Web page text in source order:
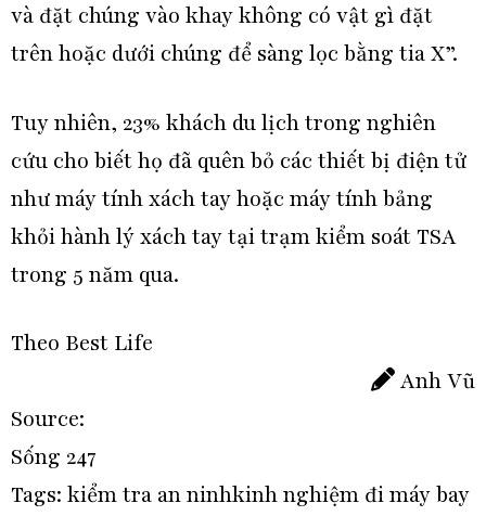
và đặt chúng vào khay không có vật gì đặt
trên hoặc dưới chúng để sàng lọc bằng tia X”.
Tuy nhiên, 23% khách du lịch trong nghiên
cứu cho biết họ đã quên bỏ các thiết bị điện tử
như máy tính xách tay hoặc máy tính bảng
khỏi hành lý xách tay tại trạm kiểm soát TSA
trong 5 năm qua.
Theo Best Life
Anh Vũ
Source:
Sống 247
Tags: kiểm tra an ninhkinh nghiệm đi máy bay